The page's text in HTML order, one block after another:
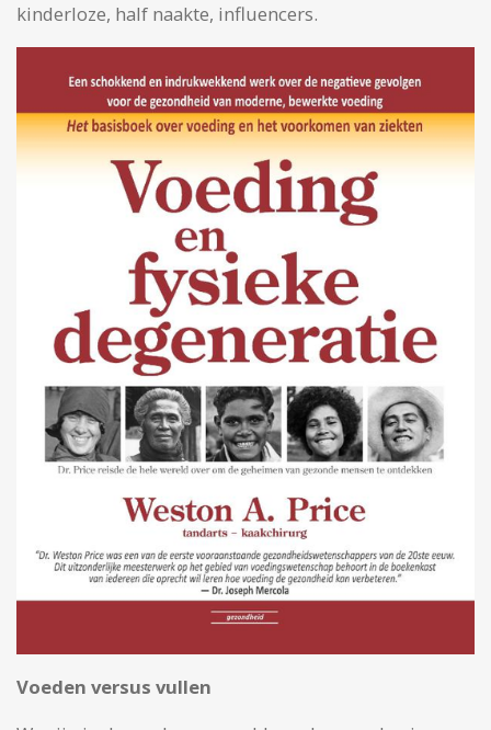
kinderloze, half naakte, influencers.
Voeden versus vullen